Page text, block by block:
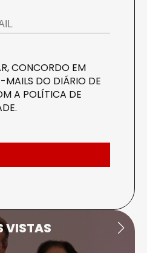
CONCORDO EM
MAILS DO DIÁRIO DE
A POLÍTICA DE
.
VISTAS